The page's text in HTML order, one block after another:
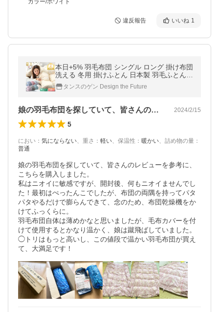
カラー/ホワイト
違反報告 いいね 1
本日+5% 羽毛布団 シングル ロング 掛け布団
洗える 冬用 掛けふとん 日本製 羽毛ふとん
ホワイトダックダウン93％ 羽毛掛け布団 99
907309 かけふとん
タンスのゲン Design the Future
娘の羽毛布団を探していて、皆さんのレビ… 2024/2/15
5
におい ： 気にならない、 重さ ： 軽い、 保温性 ： 暖かい、 詰め物の量 ：
普通
娘の羽毛布団を探していて、皆さんのレビューを参考に、
こちらを購入しました。
私はニオイに敏感ですが、開封後、何もニオイませんでし
た！最初はぺったんこでしたが、布団の両隅を持ってパタ
パタやるだけで膨らんできて、念のため、布団乾燥機をか
けてふっくらに。
羽毛布団自体は薄めかなと思いましたが、毛布カバーを付
けて使用するとかなり温かく、娘は蹴飛ばしていました。
◯トリはもっと高いし、この値段で温かい羽毛布団が買え
て、大満足です！